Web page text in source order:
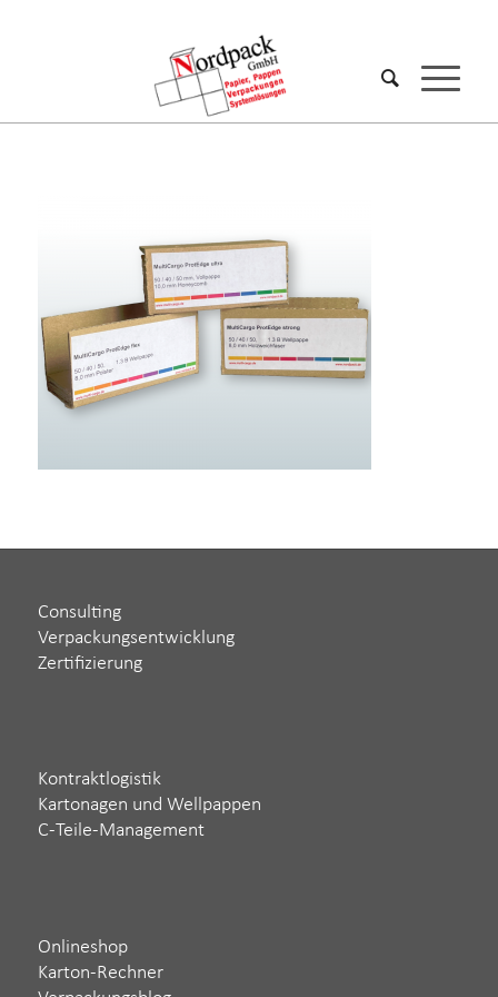
Consulting
Verpackungsentwicklung
Zertifizierung
Kontraktlogistik
Kartonagen und Wellpappen
C-Teile-Management
Onlineshop
Karton-Rechner